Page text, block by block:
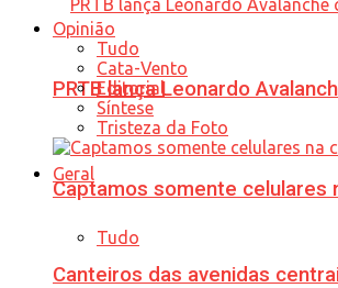
PRTB lança Leonardo
Geral
Tudo
Opinião
Tudo
Cata-Vento
Editorial
Síntese
Tristeza da Foto
Captamos somente celulares
Canteiros das avenidas